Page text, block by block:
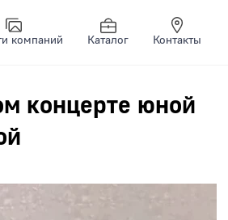
компаний Каталог Контакты
концерте юной